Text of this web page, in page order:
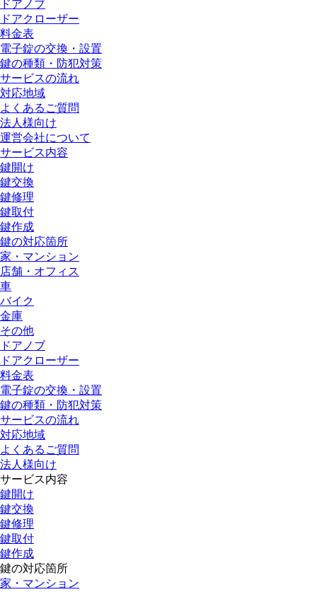
ドアノブ
ドアクローザー
料金表
電子錠の交換・設置
鍵の種類・防犯対策
サービスの流れ
対応地域
よくあるご質問
法人様向け
運営会社について
サービス内容
鍵開け
鍵交換
鍵修理
鍵取付
鍵作成
鍵の対応箇所
家・マンション
店舗・オフィス
車
バイク
金庫
その他
ドアノブ
ドアクローザー
料金表
電子錠の交換・設置
鍵の種類・防犯対策
サービスの流れ
対応地域
よくあるご質問
法人様向け
サービス内容
鍵開け
鍵交換
鍵修理
鍵取付
鍵作成
鍵の対応箇所
家・マンション